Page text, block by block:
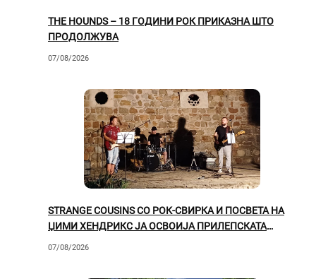
THE HOUNDS – 18 ГОДИНИ РОК ПРИКАЗНА ШТО
ПРОДОЛЖУВА
07/08/2026
STRANGE COUSINS СО РОК-СВИРКА И ПОСВЕТА НА
ЏИМИ ХЕНДРИКС ЈА ОСВОИЈА ПРИЛЕПСКАТА
07/08/2026